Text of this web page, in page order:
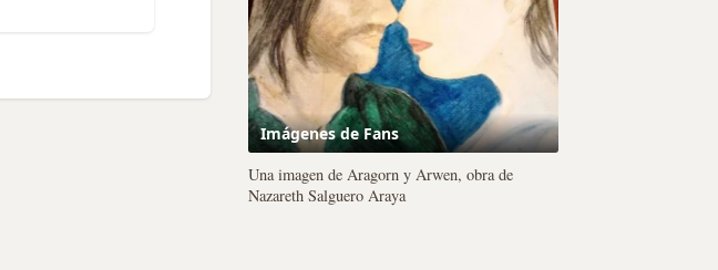
Imágenes de Fans
Una imagen de Aragorn y Arwen, obra de
Nazareth Salguero Araya